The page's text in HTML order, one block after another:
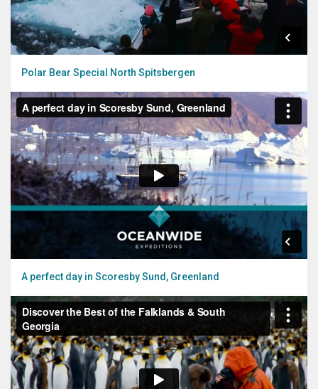
Polar Bear Special North Spitsbergen
A perfect day in Scoresby Sund, Greenland